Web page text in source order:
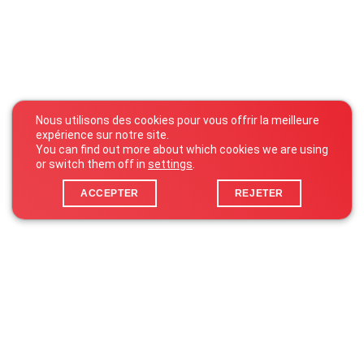
Nous utilisons des cookies pour vous offrir la meilleure
expérience sur notre site.
You can find out more about which cookies we are using
or switch them off in settings
ACCEPTER REJETER